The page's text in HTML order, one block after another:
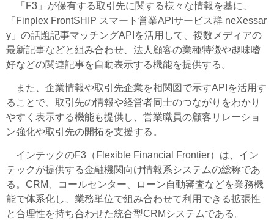
「F3」が保有する取引先に関する様々な情報を基に、
「Finplex FrontSHIP スマート営業APIサービス群 neXessar
y」の話題記事マッチングAPIを活用して、複数メディアの
最新記事などと組み合わせ、法人顧客の業種特徴や趣味嗜
好などの関連記事を自動表示する機能を提供する。
また、企業情報や取引先企業を相関図で示すAPIを活用す
ることで、取引先の情報や経営者同士のつながりをわかり
やすく表示する機能も提供し、営業職員の顧客リレーショ
ン強化や取引先の開拓を支援する。
インテックのF3（Flexible Financial Frontier）は、イン
テックが提供する金融機関向け情報系システムの総称であ
る。CRM、コールセンター、ローン自動審査などを業務機
能で体系化し、業務単位で組み合わせて利用できる拡張性
と合理性を持ち合わせた統合型CRMシステムである。